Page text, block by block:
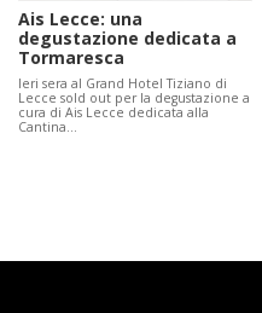
Ais Lecce: una
degustazione dedicata a
Tormaresca
Ieri sera al Grand Hotel Tiziano di
Lecce sold out per la degustazione a
cura di Ais Lecce dedicata alla
Cantina…